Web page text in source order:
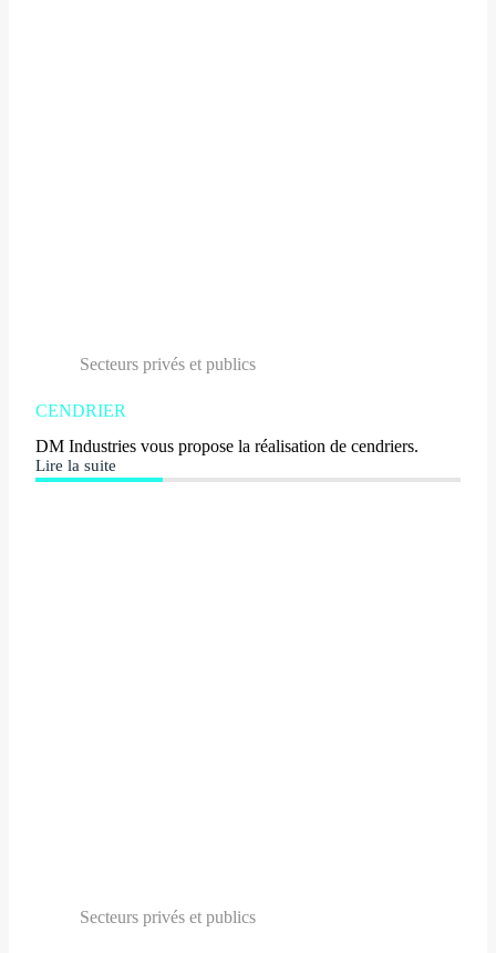
Secteurs privés et publics
CENDRIER
DM Industries vous propose la réalisation de cendriers.
Lire la suite
CENDRIER
Secteurs privés et publics